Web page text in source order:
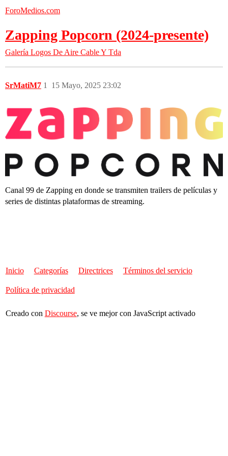
ForoMedios.com
Zapping Popcorn (2024-presente)
Galería Logos De Aire Cable Y Tda
SrMatiM7 15 Mayo, 2025 23:02
1
Canal 99 de Zapping en donde se transmiten trailers de películas y
series de distintas plataformas de streaming.
Inicio Categorías Directrices Términos del servicio
Política de privacidad
Creado con Discourse, se ve mejor con JavaScript activado